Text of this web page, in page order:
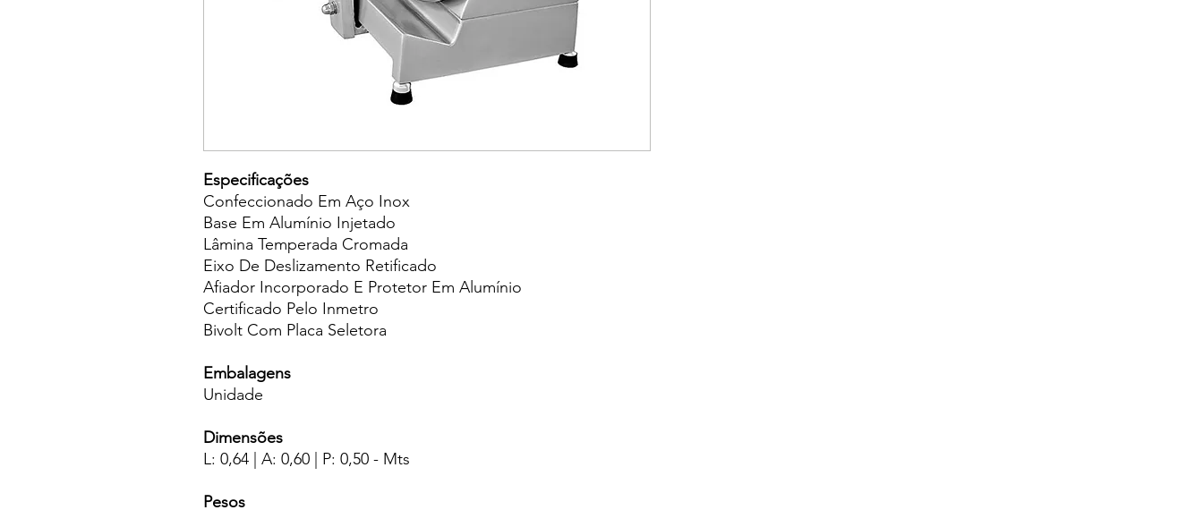
Especificações
Confeccionado Em Aço Inox
Base Em Alumínio Injetado
Lâmina Temperada Cromada
Eixo De Deslizamento Retificado
Afiador Incorporado E Protetor Em Alumínio
Certificado Pelo Inmetro
Bivolt Com Placa Seletora
Embalagens
Unidade
Dimensões
L: 0,64 | A: 0,60 | P: 0,50 - Mts
Pesos